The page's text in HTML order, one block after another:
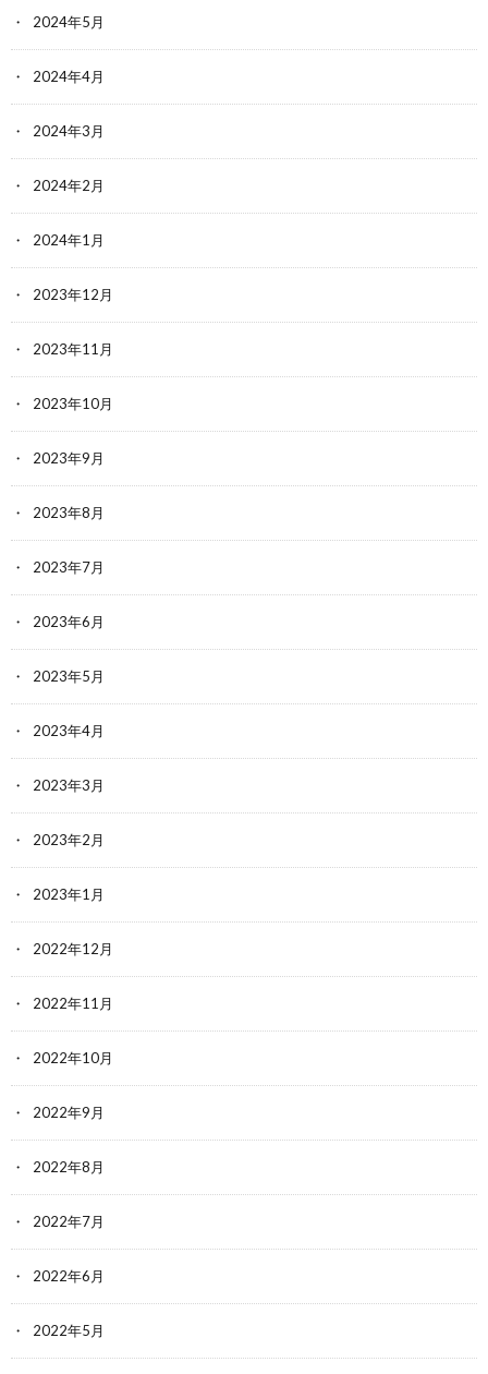
2024年5月
2024年4月
2024年3月
2024年2月
2024年1月
2023年12月
2023年11月
2023年10月
2023年9月
2023年8月
2023年7月
2023年6月
2023年5月
2023年4月
2023年3月
2023年2月
2023年1月
2022年12月
2022年11月
2022年10月
2022年9月
2022年8月
2022年7月
2022年6月
2022年5月